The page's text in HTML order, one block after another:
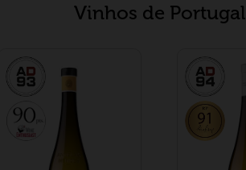
Vinhos de Portugal